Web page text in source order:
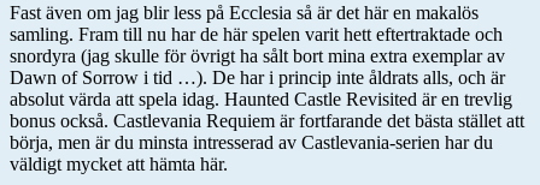
Fast även om jag blir less på Ecclesia så är det här en makalös
samling. Fram till nu har de här spelen varit hett eftertraktade och
snordyra (jag skulle för övrigt ha sålt bort mina extra exemplar av
Dawn of Sorrow i tid …). De har i princip inte åldrats alls, och är
absolut värda att spela idag. Haunted Castle Revisited är en trevlig
bonus också. Castlevania Requiem är fortfarande det bästa stället att
börja, men är du minsta intresserad av Castlevania-serien har du
väldigt mycket att hämta här.